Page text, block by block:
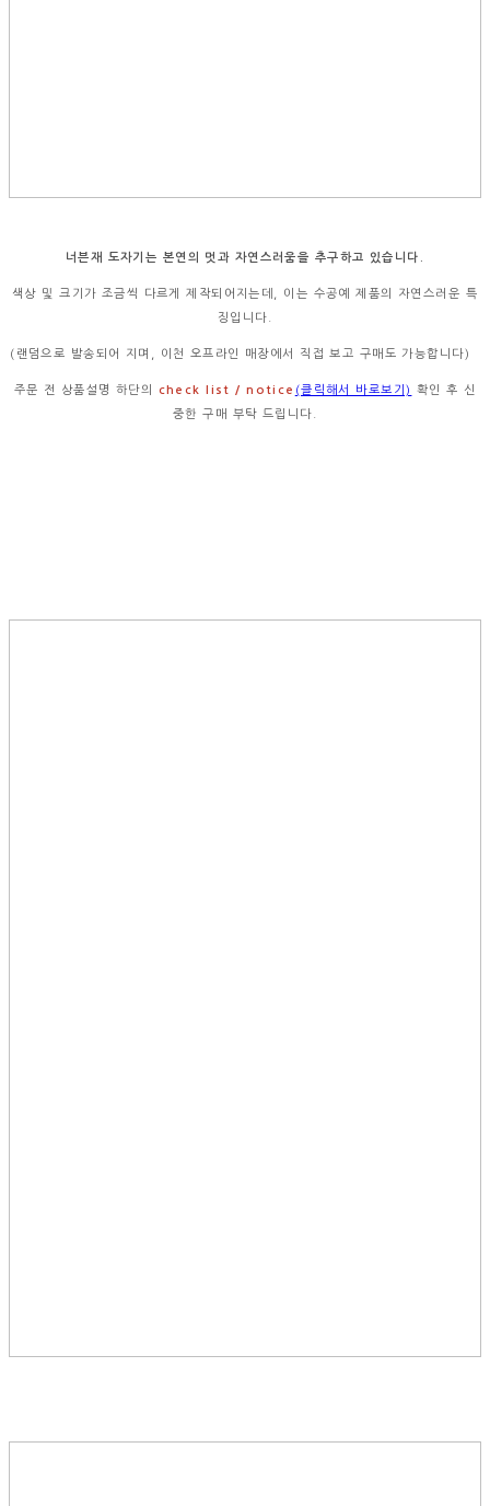
너븐재 도자기는 본연의 멋과 자연스러움을 추구하고 있습니다.
색상 및 크기가 조금씩 다르게 제작되어지는데, 이는 수공예 제품의 자연스러운 특
징입니다.
(랜덤으로 발송되어 지며, 이천 오프라인 매장에서 직접 보고 구매도 가능합니다)
주문 전 상품설명 하단의 check list / notice (클릭해서 바로보기)
확인 후 신
중한 구매 부탁 드립니다.